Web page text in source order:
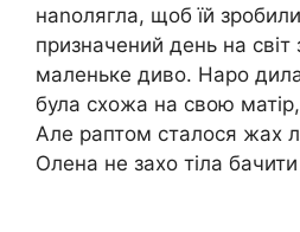
наnолягла, щоб їй
призначений день на світ
маленьке диво. Наро
була схожа на свою
Але раптом сталося жах
Олена не захо тіла